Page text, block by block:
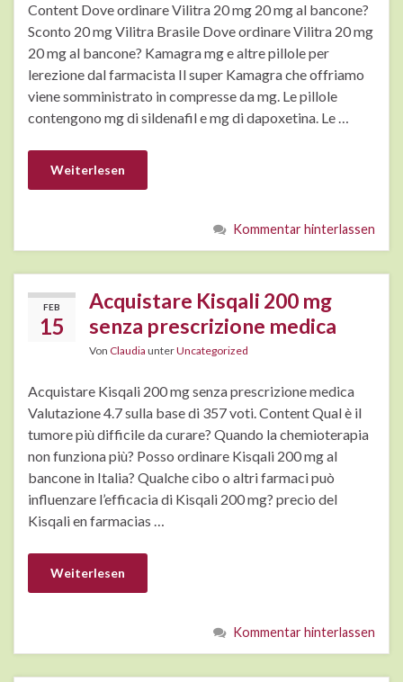
Content Dove ordinare Vilitra 20 mg 20 mg al bancone?
Sconto 20 mg Vilitra Brasile Dove ordinare Vilitra 20 mg
20 mg al bancone? Kamagra mg e altre pillole per
lerezione dal farmacista Il super Kamagra che offriamo
viene somministrato in compresse da mg. Le pillole
contengono mg di sildenafil e mg di dapoxetina. Le …
Weiterlesen
Kommentar hinterlassen
FEB
15
Acquistare Kisqali 200 mg
senza prescrizione medica
Von Claudia unterUncategorized
Acquistare Kisqali 200 mg senza prescrizione medica
Valutazione 4.7 sulla base di 357 voti. Content Qual è il
tumore più difficile da curare? Quando la chemioterapia
non funziona più? Posso ordinare Kisqali 200 mg al
bancone in Italia? Qualche cibo o altri farmaci può
influenzare l’efficacia di Kisqali 200 mg? precio del
Kisqali en farmacias …
Weiterlesen
Kommentar hinterlassen